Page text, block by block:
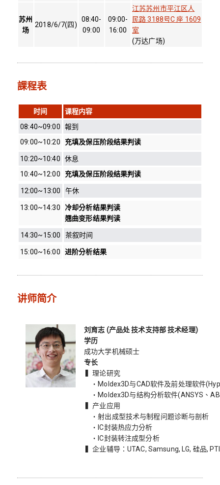
苏州
场
2018/6/7(四)
08:40-
09:00
09:00-
16:00
江苏苏州市平江区人
民路 3188号C 座 1609
室
(万达广场)
課程表
时间
课程内容
08:40~09:00
報到
09:00~10:20
充填及保压阶段结果判读
10:20~10:40
休息
10:40~12:00
充填及保压阶段结果判读
12:00~13:00 午休
13:00~14:30
冷却分析结果判读
翘曲变形结果判读
14:30~15:00 茶叙时间
15:00~16:00 进阶分析结果
讲师简介
刘育志 (产品处 技术支持部 技术经理)
学历
成功大学机械硕士
专长
▍理论研究
・Moldex3D与CAD软件及前处理软件
・Moldex3D与结构分析软件(ANSYS、
▍产业应用
・射出成型技术与制程问题诊断与剖析
・IC封装热应力分析
・IC封装转注成型分析
▍企业辅导：UTAC, Samsung, LG, 硅品,